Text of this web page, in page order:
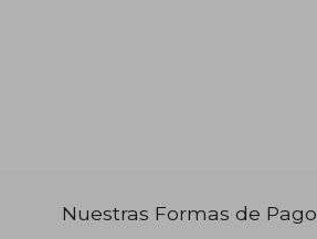
Nuestras Formas de Pago